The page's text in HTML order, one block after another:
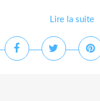
Lire la suite